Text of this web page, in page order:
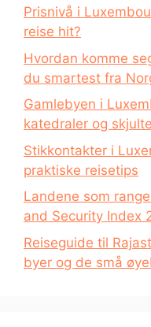
Prisnivå i
reise hit?
Hvordan komme
du smartest fra
Gamlebyen i
katedraler og
Stikkontakter i
praktiske reisetips
Landene som
and Security Index
Reiseguide til
byer og de små